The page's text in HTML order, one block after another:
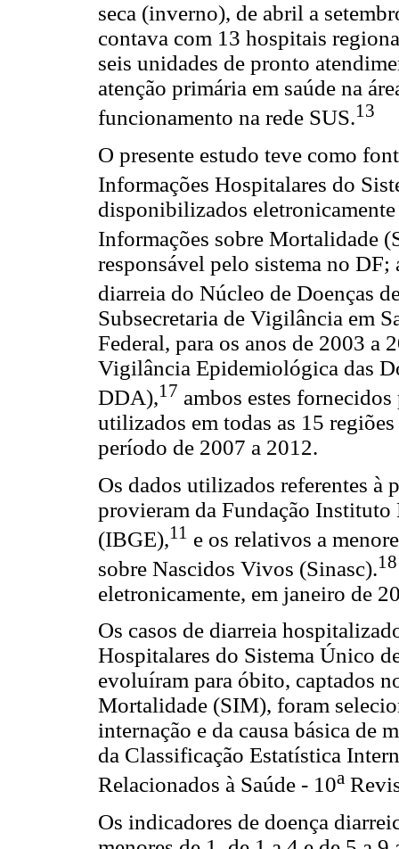
seca (inverno), de abril a
contava com 13 hospitais
seis unidades de pronto
atenção primária em saúde na
funcionamento na rede SUS.13
O presente estudo teve como
Informações Hospitalares do
disponibilizados
Informações sobre Mortalidade
responsável pelo sistema no
diarreia do Núcleo de Doenças
Subsecretaria de Vigilância em
Federal, para os anos de 2003 a
Vigilância Epidemiológica das
DDA),17 ambos estes
utilizados em todas as 15
período de 2007 a 2012.
Os dados utilizados referentes à
provieram da Fundação
(IBGE),11 e os relativos a
sobre Nascidos Vivos (Sinasc).18
eletronicamente, em janeiro de
Os casos de diarreia
Hospitalares do Sistema Único
evoluíram para óbito, captados
Mortalidade (SIM), foram
internação e da causa básica de
da Classificação Estatística
Relacionados à Saúde - 10a
Os indicadores de doença